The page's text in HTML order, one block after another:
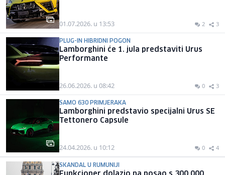
01.07.2026. u 13:53 2 3
PLUG-IN HIBRIDNI POGON
Lamborghini će 1. jula predstaviti Urus
Performante
26.06.2026. u 08:42 0 3
SAMO 630 PRIMJERAKA
Lamborghini predstavio specijalni Urus SE
Tettonero Capsule
24.04.2026. u 10:12 0 4
SKANDAL U RUMUNIJI